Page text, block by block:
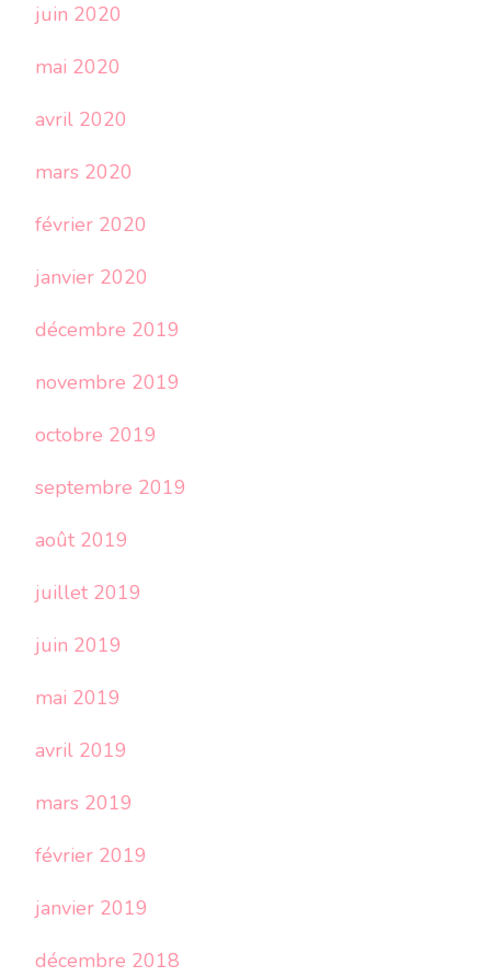
juin 2020
mai 2020
avril 2020
mars 2020
février 2020
janvier 2020
décembre 2019
novembre 2019
octobre 2019
septembre 2019
août 2019
juillet 2019
juin 2019
mai 2019
avril 2019
mars 2019
février 2019
janvier 2019
décembre 2018